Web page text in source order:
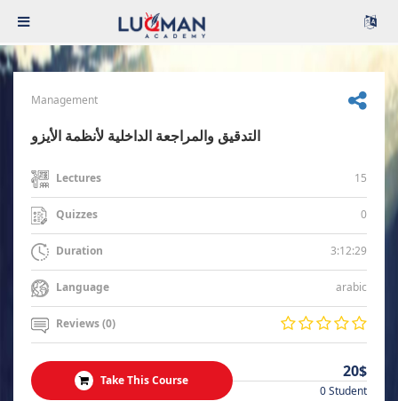
Management
التدقيق والمراجعة الداخلية لأنظمة الأيزو
Lectures 15
Quizzes 0
Duration 3:12:29
Language arabic
Reviews (0)
Take This Course 20$
0 Student